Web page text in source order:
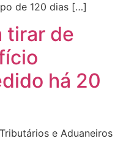
de 120 dias […]
tirar de
há 20
e Aduaneiros